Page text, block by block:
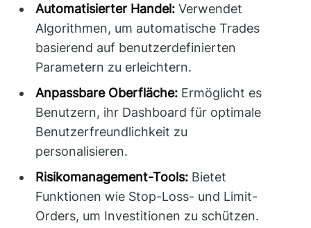
Automatisierter Handel: Verwendet
Algorithmen, um automatische Trades
basierend auf benutzerdefinierten
Parametern zu erleichtern.
Anpassbare Oberfläche: Ermöglicht es
Benutzern, ihr Dashboard für optimale
Benutzerfreundlichkeit zu
personalisieren.
Risikomanagement-Tools: Bietet
Funktionen wie Stop-Loss- und Limit-
Orders, um Investitionen zu schützen.